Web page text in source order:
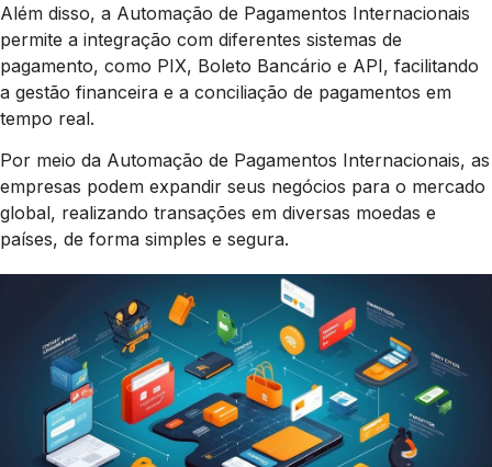
Além disso, a Automação de Pagamentos Internacionais
permite a integração com diferentes sistemas de
pagamento, como PIX, Boleto Bancário e API, facilitando
a gestão financeira e a conciliação de pagamentos em
tempo real.
Por meio da Automação de Pagamentos Internacionais, as
empresas podem expandir seus negócios para o mercado
global, realizando transações em diversas moedas e
países, de forma simples e segura.